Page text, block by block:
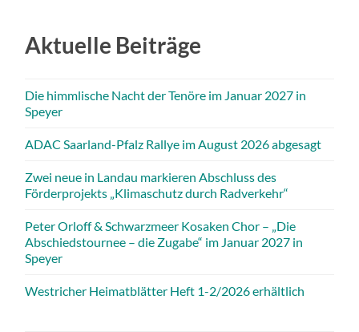
Aktuelle Beiträge
Die himmlische Nacht der Tenöre im Januar 2027 in
Speyer
ADAC Saarland-Pfalz Rallye im August 2026 abgesagt
Zwei neue in Landau markieren Abschluss des
Förderprojekts „Klimaschutz durch Radverkehr“
Peter Orloff & Schwarzmeer Kosaken Chor – „Die
Abschiedstournee – die Zugabe“ im Januar 2027 in
Speyer
Westricher Heimatblätter Heft 1-2/2026 erhältlich